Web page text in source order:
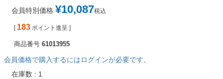
会員特別価格 ¥10,087税込
[ 183 ポイント進呈 ]
商品番号 61013955
会員価格で購入するにはログインが必要です。
在庫数
1